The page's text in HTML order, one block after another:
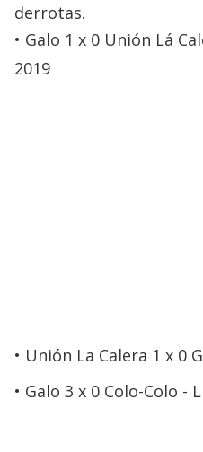
derrotas.
Galo 1 x 0 Unión Lá
2019
Unión La Calera 1 x 0
Galo 3 x 0 Colo-Colo -